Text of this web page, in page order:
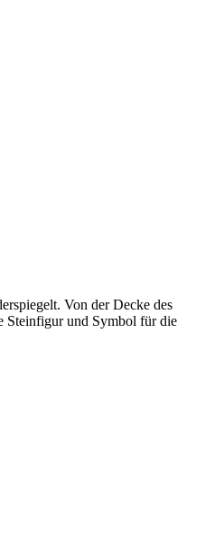
Von der Decke des
Steinfigur und Symbol für die